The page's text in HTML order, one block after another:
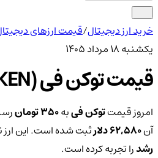
خرید ارز دیجیتال/قیمت ارزهای دیجیتال
یکشنبه ۱۸ مرداد ۱۴۰۵
قیمت توکن فی (TOKEN)
امروز قیمتتوکن فیبه350 تومان
آن62,580 دلار ثبت شده است. این ارز
رشدرا تجربه کرده است.